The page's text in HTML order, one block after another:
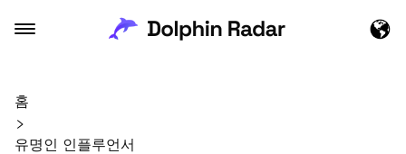
홈
유명인 인플루언서